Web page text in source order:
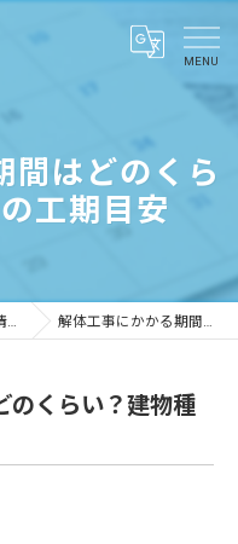
間はどのくら
工期目安
グ 解体工事にかかる期間はどのくらい？建物種類別の工期目安
のくらい？建物種